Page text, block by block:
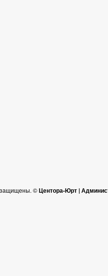
защищены. ©Центора-Юрт |